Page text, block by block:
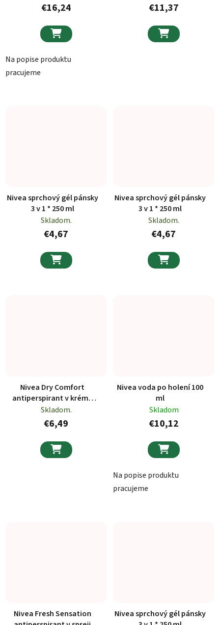
€16,24

Na popise produktu
pracujeme
€11,37

Nivea sprchový gél pánsky
3 v 1 * 250 ml
Skladom.
€4,67

Nivea sprchový gél pánsky
3 v 1 * 250 ml
Skladom.
€4,67

Nivea Dry Comfort
antiperspirant v kréme
50ml
Skladom.
€6,49

Nivea voda po holení 100
ml
Skladom
€10,12

Na popise produktu
pracujeme
Nivea Fresh Sensation
Nivea sprchový gél pánsky